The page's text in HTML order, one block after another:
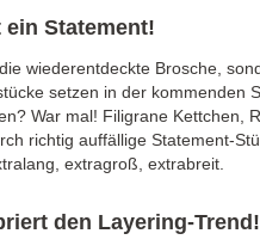
ein Statement!
wiederentdeckte Brosche,
setzen in der kommenden
War mal! Filigrane Kettchen,
richtig auffällige Statement-
extragroß, extrabreit.
den Layering-Trend!